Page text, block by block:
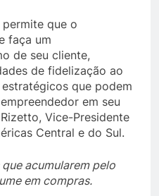
que o
faça um
de seu cliente,
de fidelização ao
que podem
em seu
Vice-Presidente
Central e do Sul.
acumularem pelo
em compras.